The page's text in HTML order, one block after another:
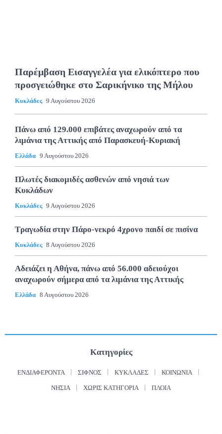
Παρέμβαση Εισαγγελέα για ελικόπτερο που
προσγειώθηκε στο Σαρικήνικο της Μήλου
Κυκλάδες 9 Αυγούστου 2026
Πάνω από 129.000 επιβάτες αναχωρούν από τα
λιμάνια της Αττικής από Παρασκευή-Κυριακή
Ελλάδα 9 Αυγούστου 2026
Πλωτές διακομιδές ασθενών από νησιά των
Κυκλάδων
Κυκλάδες 9 Αυγούστου 2026
Τραγωδία στην Πάρο-νεκρό 4χρονο παιδί σε πισίνα
Κυκλάδες 8 Αυγούστου 2026
Αδειάζει η Αθήνα, πάνω από 56.000 αδειούχοι
αναχωρούν σήμερα από τα λιμάνια της Αττικής
Ελλάδα 8 Αυγούστου 2026
Κατηγορίες
ΕΝΔΙΑΦΈΡΟΝΤΑ ΣΊΦΝΟΣ ΚΥΚΛΆΔΕΣ ΚΟΙΝΩΝΊΑ
ΝΗΣΙΆ ΧΩΡΊΣ ΚΑΤΗΓΟΡΊΑ ΠΛΟΊΑ